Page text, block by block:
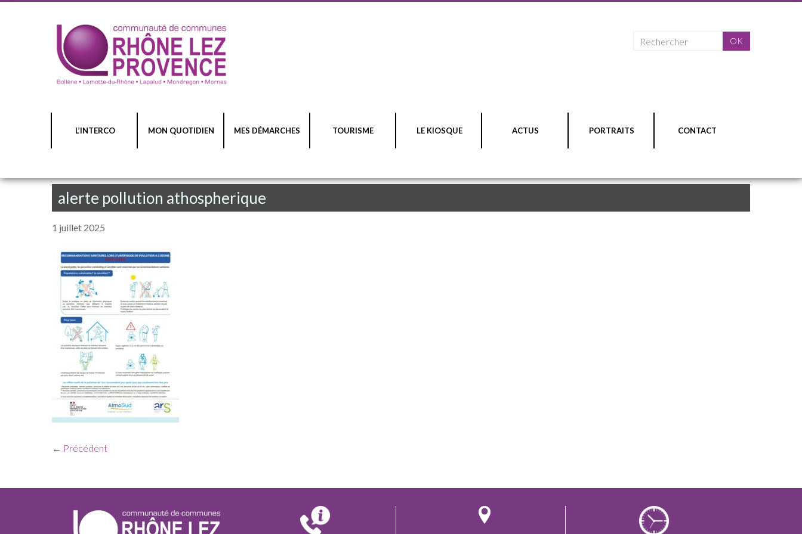
L’INTERCO MON QUOTIDIEN MES DÉMARCHES TOURISME LE KIOSQUE ACTUS PORTRAITS CONTACT
alerte pollution athospherique
1 juillet 2025
← Précédent